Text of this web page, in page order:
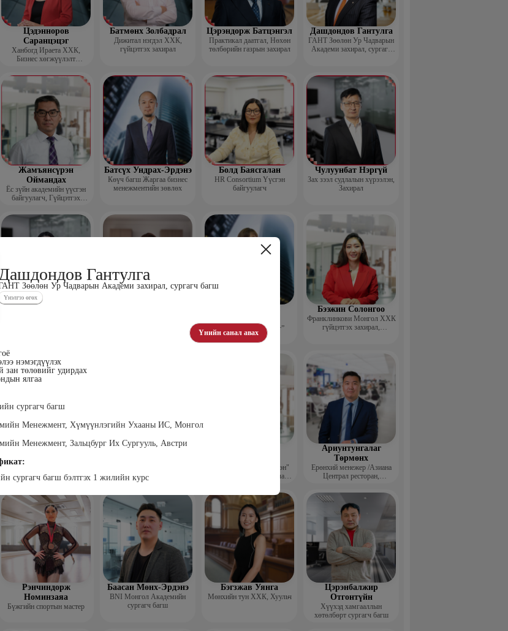
Дашдондов Гантулга
Зөөлөн Ур Чадварын Академи захирал, сургагч багш
Үнэлгээ өгөх
Үнийн санал авах
нэмэгдүүлэх
зан төлөвийг удирдах
ялгаа
сургагч багш
Менежмент, Хүмүүнлэгийн Ухааны ИС, Монгол
Менежмент, Зальцбург Их Сургууль, Австри
сургагч багш бэлтгэх 1 жилийн курс
Цэдэнноров
Саранцэцэг
Ханбогд Ираета ХХК,
Бизнес хөгжүүлэлт
Батмөнх Золбадрал
Дижитал нэгдэл ХХК,
гүйцэтгэх захирал
Цэрэндорж Батцэнгэл
Практикал даатгал, Нөхөн
төлбөрийн газрын захирал
Дашдондов Гантулга
ГАНТ Зөөлөн Ур Чадварын
Академи захирал, сургагч
Жамъянсүрэн
Оймандах
Ёс зүйн академийн үүсгэн
байгуулагч, Гүйцэтгэх
Батсүх Ундрах-Эрдэнэ
Көүч багш Жаргаа бизнес
менежментийн зөвлөх
Болд Баясгалан
HR Consortium Үүсгэн
байгуулагч
Чулуунбат Нэргүй
Зах зээл судлалын хүрээлэн,
Захирал
Наран анд консалтинг”
ХХК-ийн Захирал
Бээжин Солонгоо
Франклинкови Монгол ХХК
гүйцэтгэх захирал,
Ганболд Тод-Эрдэнэ Мэндбаяр Төгөлдөр
захирал
МСНЭ-ийн "Ган үзэгтэн"
шагналт сэтгүүлч, Урлаг
Ариунтунгалаг
Төрмөнх
Ерөнхий менежер /Азиана
Централ ресторан,
катеринг ХХК/
Рэнчиндорж
Номинзаяа
Бүжгийн спортын мастер
Баасан Мөнх-Эрдэнэ
BNI Монгол Академийн
сургагч багш
Бэгзжав Уянга
Мөнхийн тун ХХК, Хуульч
Цэрэнбалжир
Отгонтүйн
Хүүхэд хамгааллын
хөтөлбөрт сургагч багш